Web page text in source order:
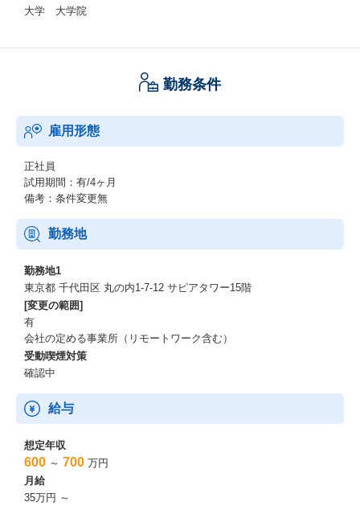
大学 大学院
勤務条件
雇用形態
正社員
試用期間：有/4ヶ月
備考：条件変更無
勤務地
勤務地1
東京都 千代田区 丸の内1-7-12 サピアタワー15階
[変更の範囲]
有
会社の定める事業所（リモートワーク含む）
受動喫煙対策
確認中
給与
想定年収
600 ～ 700 万円
月給
35万円 ～